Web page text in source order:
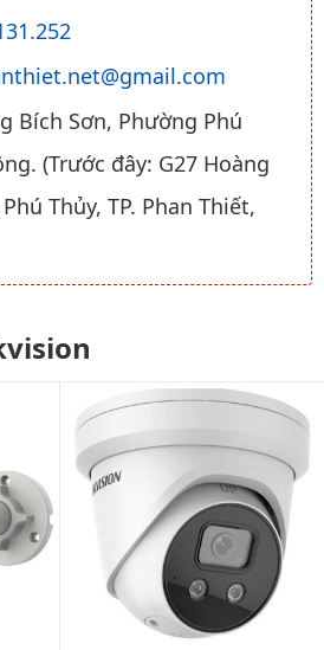
Bích Sơn, Phường Phú
(Trước đây: G27 Hoàng
Thủy, TP. Phan Thiết,